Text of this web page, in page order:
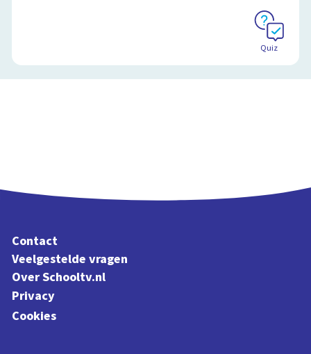
Quiz
Contact
Veelgestelde vragen
Over Schooltv.nl
Privacy
Cookies